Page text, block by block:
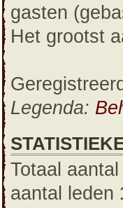
gasten
Het grootst
Legenda:
Totaal
aantal leden